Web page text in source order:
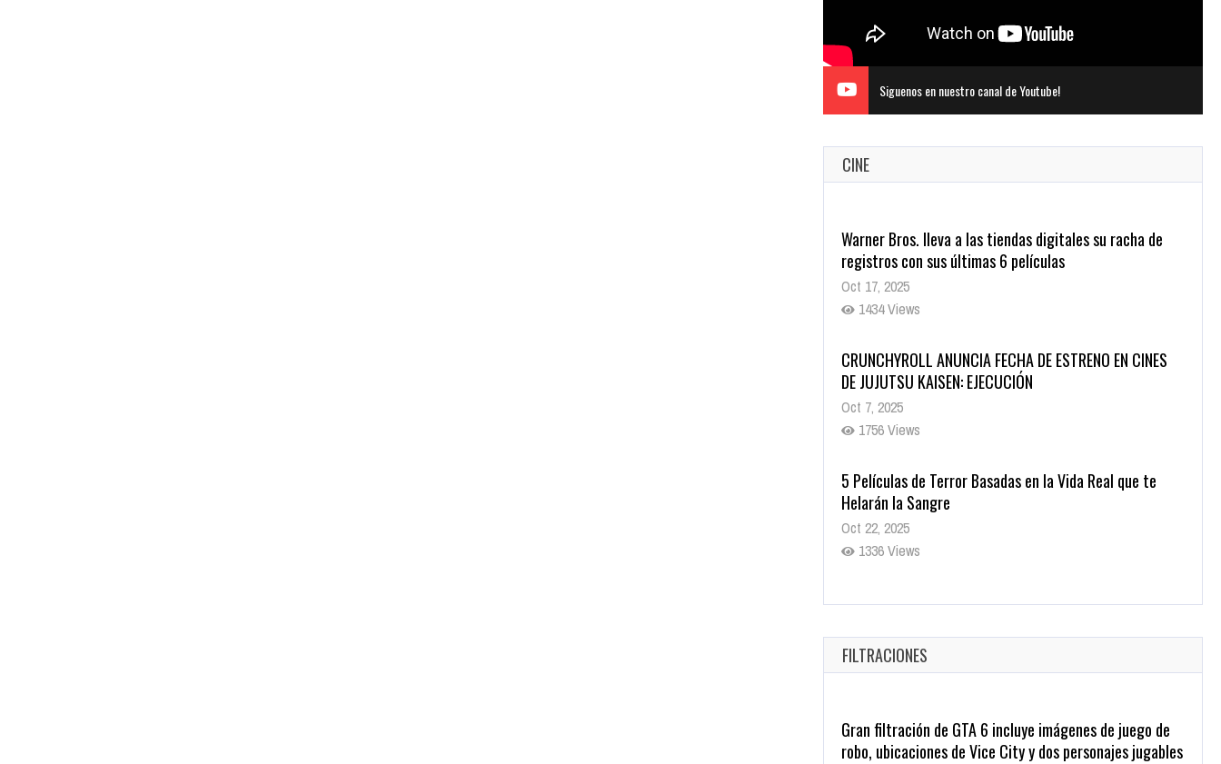
Siguenos en nuestro canal de Youtube!
CINE
Warner Bros. lleva a las tiendas digitales su racha de
registros con sus últimas 6 películas
Oct 17, 2025
1434 Views
CRUNCHYROLL ANUNCIA FECHA DE ESTRENO EN CINES
DE JUJUTSU KAISEN: EJECUCIÓN
Oct 7, 2025
1756 Views
5 Películas de Terror Basadas en la Vida Real que te
Helarán la Sangre
Oct 22, 2025
1336 Views
Revive el terror: El conjuro 4: Últimos ritos ya está
Oct 20, 2025
1378 Views
FILTRACIONES
Gran filtración de GTA 6 incluye imágenes de juego de
robo, ubicaciones de Vice City y dos personajes jugables